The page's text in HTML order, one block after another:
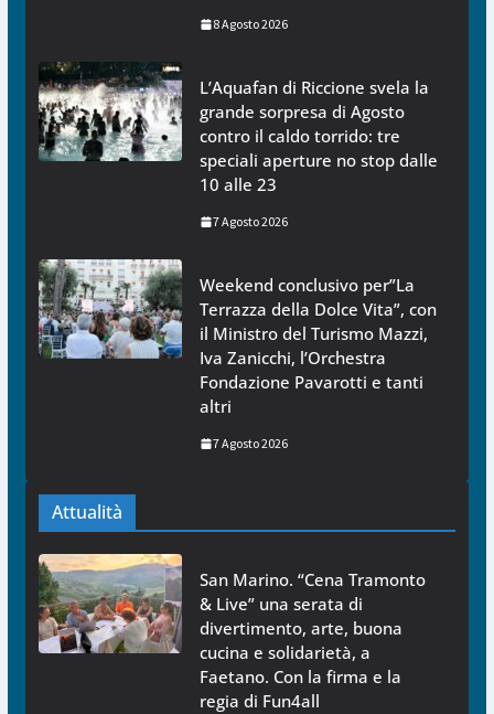
8 Agosto 2026
L’Aquafan di Riccione svela la
grande sorpresa di Agosto
contro il caldo torrido: tre
speciali aperture no stop dalle
10 alle 23
7 Agosto 2026
Weekend conclusivo per”La
Terrazza della Dolce Vita”, con
il Ministro del Turismo Mazzi,
Iva Zanicchi, l’Orchestra
Fondazione Pavarotti e tanti
altri
7 Agosto 2026
Attualità
San Marino. “Cena Tramonto
& Live” una serata di
divertimento, arte, buona
cucina e solidarietà, a
Faetano. Con la firma e la
regia di Fun4all